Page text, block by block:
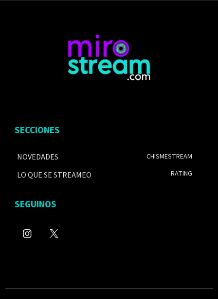
SECCIONES
NOVEDADES
LO QUE SE STREAMEO
CHISMESTREAM
RATING
SEGUINOS